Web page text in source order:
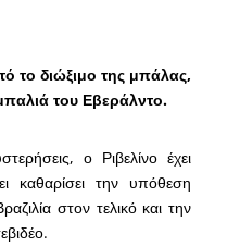
το διώξιμο της μπάλας,
του Εβεράλντο.
ο Ριβελίνο έχει
καθαρίσει την υπόθεση
στον τελικό και την